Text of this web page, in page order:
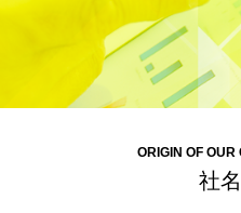
ORIGIN OF
社